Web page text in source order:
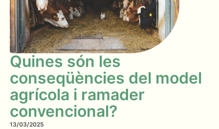
Quines són les
conseqüències del model
agrícola i ramader
convencional?
13/03/2025